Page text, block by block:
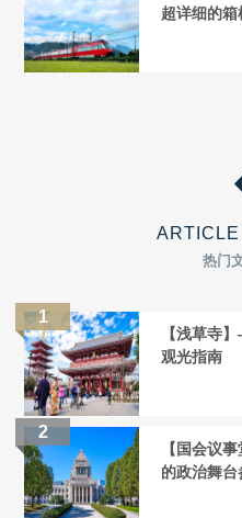
超详细的
热门
【浅草寺
观光指南
【国会议
的政治舞